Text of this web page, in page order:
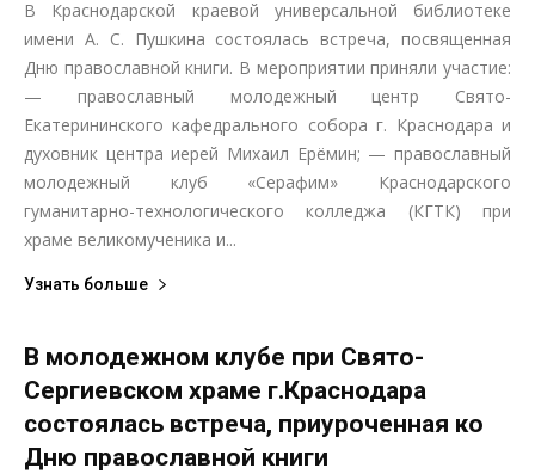
В Краснодарской краевой универсальной библиотеке
имени А. С. Пушкина состоялась встреча, посвященная
Дню православной книги. В мероприятии приняли участие:
— православный молодежный центр Свято-
Екатерининского кафедрального собора г. Краснодара и
духовник центра иерей Михаил Ерёмин; — православный
молодежный клуб «Серафим» Краснодарского
гуманитарно-технологического колледжа (КГТК) при
храме великомученика и...
Узнать больше
В молодежном клубе при Свято-
Сергиевском храме г.Краснодара
состоялась встреча, приуроченная ко
Дню православной книги